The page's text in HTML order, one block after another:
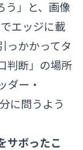
う」と、画像
エッジに載
っかかってタ
判断」の場所
ダー・
に問うよう
サボったこ